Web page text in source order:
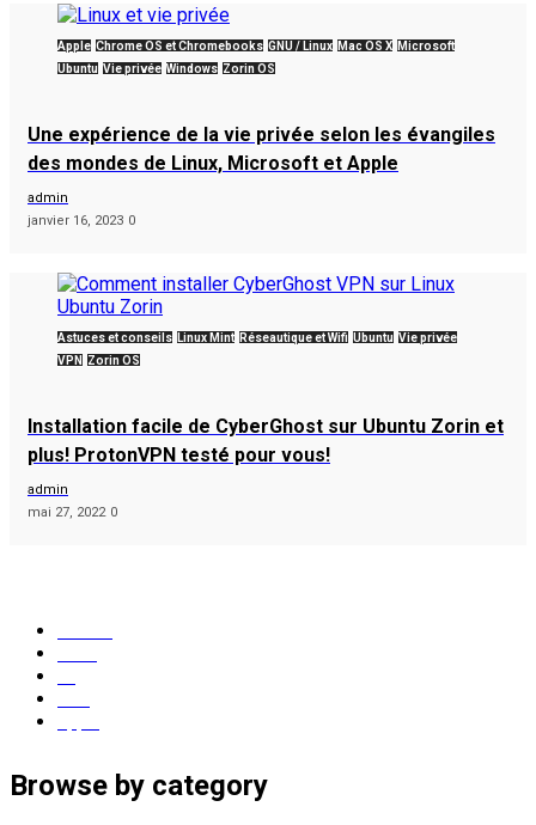
Apple Chrome OS et Chromebooks GNU / Linux Mac OS X Microsoft
Ubuntu Vie privée Windows Zorin OS
Une expérience de la vie privée selon les évangiles
des mondes de Linux, Microsoft et Apple
admin
janvier 16, 2023 0
Astuces et conseils Linux Mint Réseautique et Wifi Ubuntu Vie privée
VPN
Zorin OS
Installation facile de CyberGhost sur Ubuntu Zorin et
plus! ProtonVPN testé pour vous!
admin
mai 27, 2022 0
Browse by category